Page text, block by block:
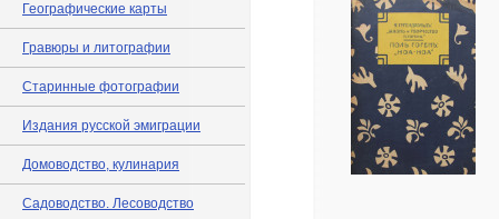
Географические карты
Гравюры и литографии
Старинные фотографии
Издания русской эмиграции
Домоводство, кулинария
Садоводство. Лесоводство